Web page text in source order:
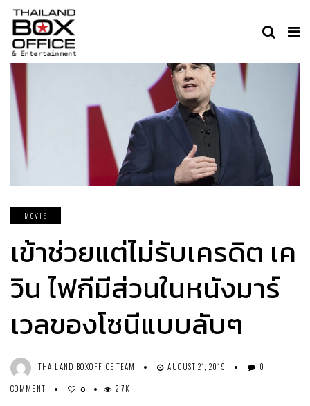
MOVIE
เข้าช่วยแต่ไม่รับเครดิต เค
วิน ไฟกีมีส่วนในหนังมาร์
เวลของโซนีแบบลับๆ
THAILAND BOXOFFICE TEAM AUGUST 21, 2019
0
COMMENT
0 2.7K